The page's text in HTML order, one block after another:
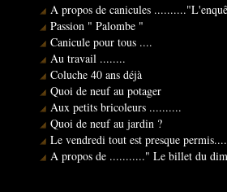
A propos de canicules
Passion " Palombe "
Canicule pour tous ....
Au travail ........
Coluche 40 ans déjà
Quoi de neuf au potager
Aux petits bricoleurs ..........
Quoi de neuf au jardin ?
Le vendredi tout est presque
A propos de ..........." Le billet du